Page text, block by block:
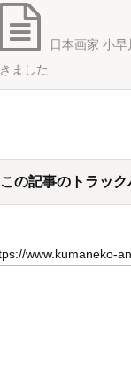
日本画家 小
きました
この記事のトラッ